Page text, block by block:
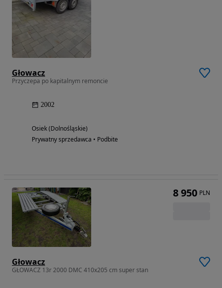
Głowacz
Przyczepa po kapitalnym remoncie
2002
Osiek (Dolnośląskie)
Prywatny sprzedawca • Podbite
Głowacz
GŁOWACZ 13r 2000 DMC 410x205 cm super stan
8 950 PLN